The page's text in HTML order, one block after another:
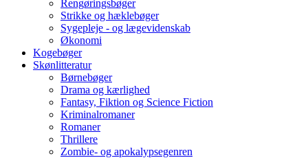
Rengøringsbøger
Strikke og hæklebøger
Sygepleje - og lægevidenskab
Økonomi
Kogebøger
Skønlitteratur
Børnebøger
Drama og kærlighed
Fantasy, Fiktion og Science Fiction
Kriminalromaner
Romaner
Thrillere
Zombie- og apokalypsegenren